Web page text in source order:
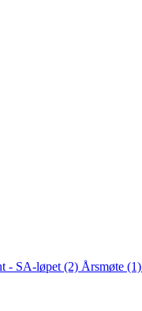
- SA-løpet (2) Årsmøte (1)